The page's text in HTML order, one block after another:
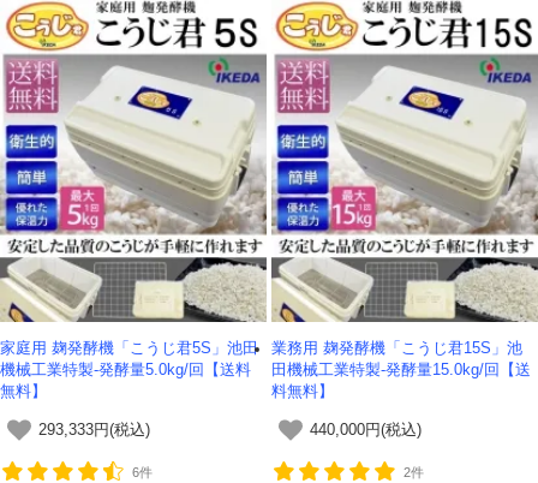
家庭用 麹発酵機「こうじ君5S」池田
機械工業特製-発酵量5.0kg/回【送料
無料】
293,333円(税込)
6件
業務用 麹発酵機「こうじ君15S」池
田機械工業特製-発酵量15.0kg/回【送
料無料】
440,000円(税込)
2件